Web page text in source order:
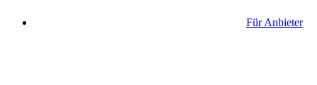
Für Anbieter